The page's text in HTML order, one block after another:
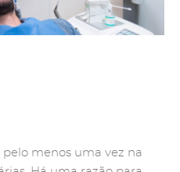
pelo menos uma vez na